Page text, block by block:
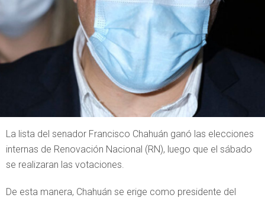
La lista del senador Francisco Chahuán ganó las elecciones
internas de Renovación Nacional (RN), luego que el sábado
se realizaran las votaciones.
De esta manera, Chahuán se erige como presidente del